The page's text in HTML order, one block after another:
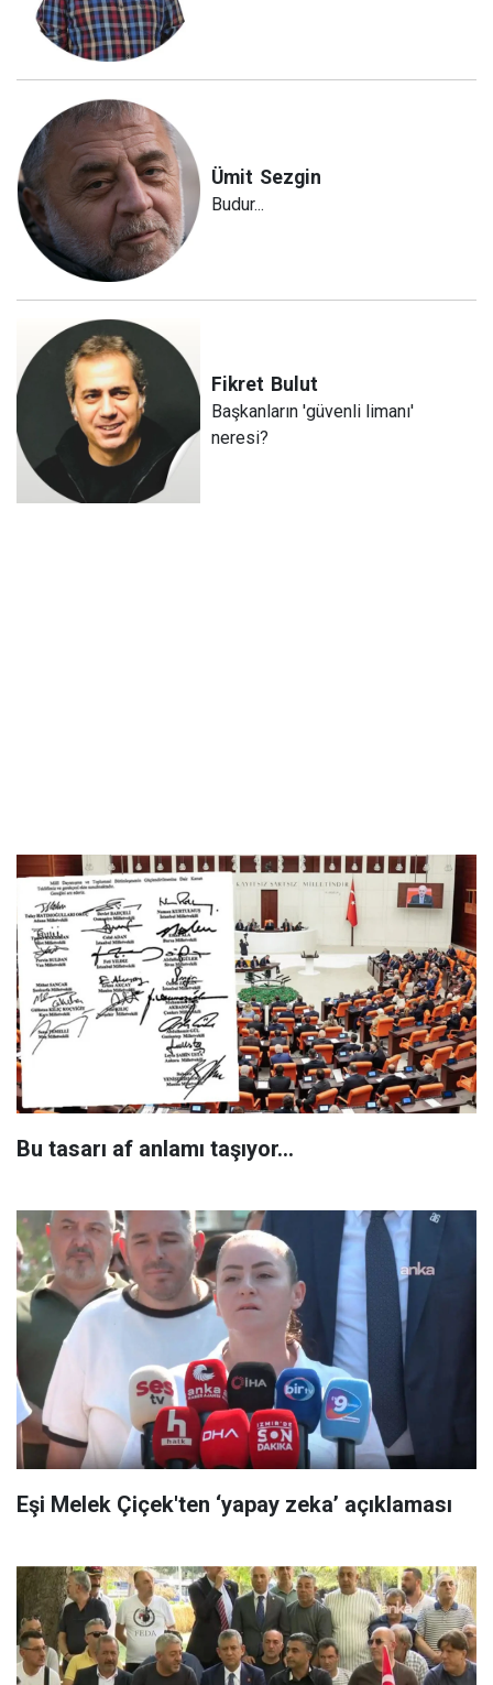
Ümit Sezgin
Budur...
Fikret Bulut
Başkanların 'güvenli limanı'
neresi?
Bu tasarı af anlamı taşıyor...
Eşi Melek Çiçek'ten ‘yapay zeka’ açıklaması